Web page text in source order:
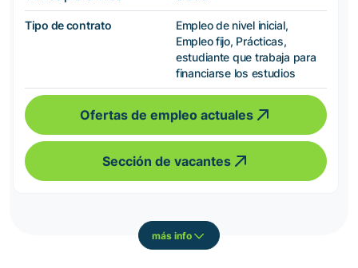
Tipo de contrato
Empleo de nivel inicial,
Empleo fijo, Prácticas,
estudiante que trabaja para
financiarse los estudios
Ofertas de empleo actuales
Sección de vacantes
más info